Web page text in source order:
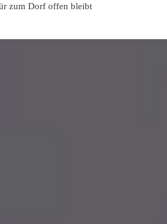
zum Dorf offen bleibt